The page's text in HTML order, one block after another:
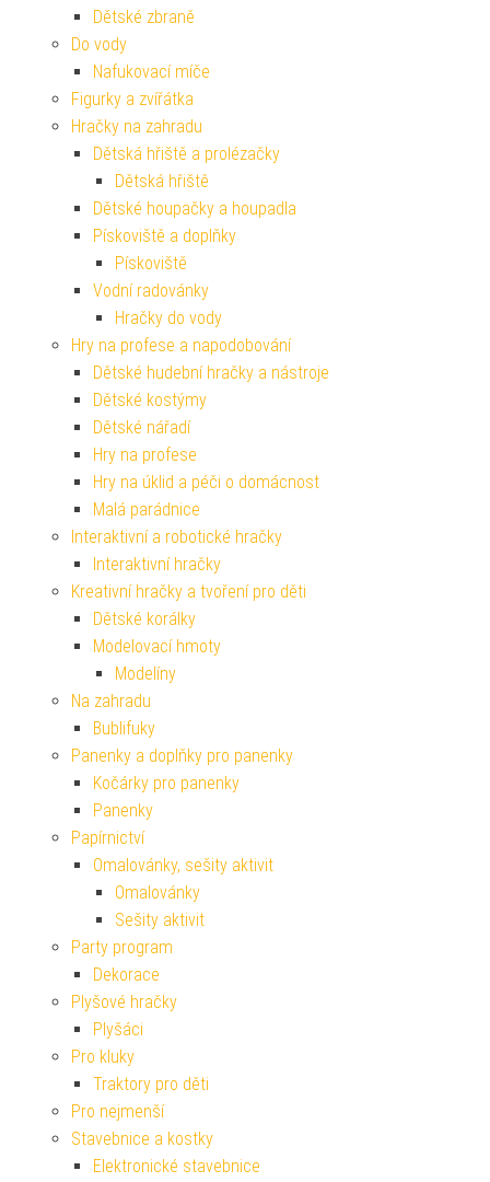
Dětské zbraně
Do vody
Nafukovací míče
Figurky a zvířátka
Hračky na zahradu
Dětská hřiště a prolézačky
Dětská hřiště
Dětské houpačky a houpadla
Pískoviště a doplňky
Pískoviště
Vodní radovánky
Hračky do vody
Hry na profese a napodobování
Dětské hudební hračky a nástroje
Dětské kostýmy
Dětské nářadí
Hry na profese
Hry na úklid a péči o domácnost
Malá parádnice
Interaktivní a robotické hračky
Interaktivní hračky
Kreativní hračky a tvoření pro děti
Dětské korálky
Modelovací hmoty
Modelíny
Na zahradu
Bublifuky
Panenky a doplňky pro panenky
Kočárky pro panenky
Panenky
Papírnictví
Omalovánky, sešity aktivit
Omalovánky
Sešity aktivit
Party program
Dekorace
Plyšové hračky
Plyšáci
Pro kluky
Traktory pro děti
Pro nejmenší
Stavebnice a kostky
Elektronické stavebnice